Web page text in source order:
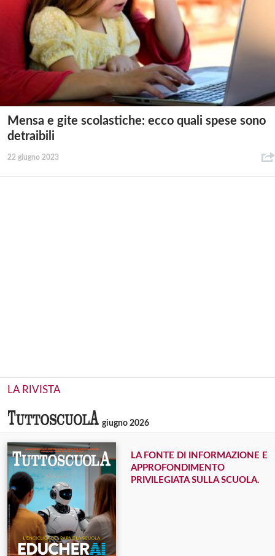
Mensa e gite scolastiche: ecco quali spese sono
detraibili
22 giugno 2023
LA RIVISTA
giugno 2026
LA FONTE DI INFORMAZIONE E
APPROFONDIMENTO
PRIVILEGIATA SULLA SCUOLA.